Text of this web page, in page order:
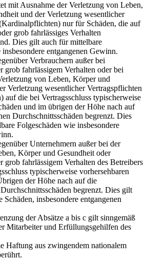
mit Ausnahme der Verletzung von Leben,
und der Verletzung wesentlicher
nur für Schäden, die auf
grob fahrlässiges Verhalten
Dies gilt auch für mittelbare
entgangenen Gewinn.
Verbrauchern außer bei
grob fahrlässigem Verhalten oder bei
von Leben, Körper und
Verletzung wesentlicher Vertragspflichten
auf die bei Vertragsschluss typischerweise
und im übrigen der Höhe nach auf
Durchschnittsschäden begrenzt. Dies
Folgeschäden wie insbesondere
Unternehmern außer bei der
Körper und Gesundheit oder
grob fahrlässigem Verhalten des Betreibers
typischerweise vorhersehbaren
der Höhe nach auf die
begrenzt. Dies gilt
Schäden, insbesondere entgangenen
der Absätze a bis c gilt sinngemäß
Mitarbeiter und Erfüllungsgehilfen des
Haftung aus zwingendem nationalem